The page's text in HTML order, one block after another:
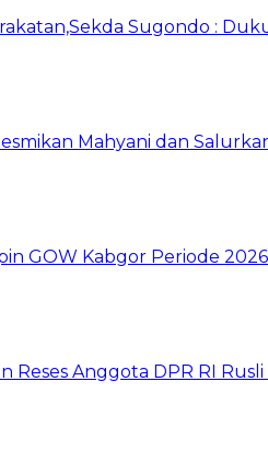
Sugondo :
Mahyani dan
GOW Kabgor Periode
Reses Anggota DPR RI